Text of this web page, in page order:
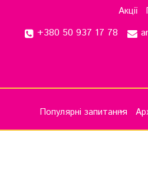
Акції
+380 50 937 17 78
Популярні запитання